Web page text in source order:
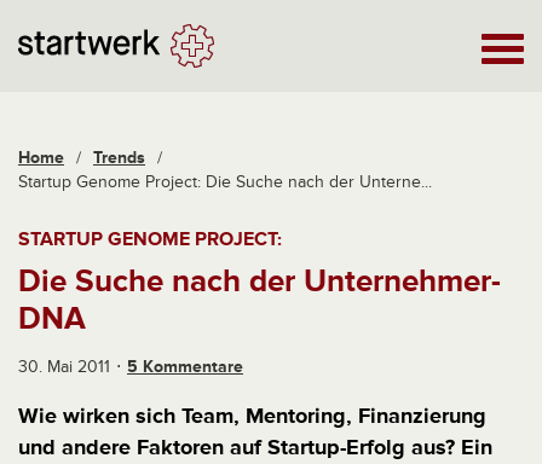
Home / Trends /
Startup Genome Project: Die Suche nach der Unterne...
STARTUP GENOME PROJECT:
Die Suche nach der Unternehmer-
DNA
30. Mai 2011 5 Kommentare
Wie wirken sich Team, Mentoring, Finanzierung
und andere Faktoren auf Startup-Erfolg aus? Ein